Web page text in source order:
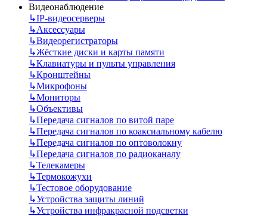
Видеонаблюдение
↳IP-видеосерверы
↳Аксессуары
↳Видеорегистраторы
↳Жёсткие диски и карты памяти
↳Клавиатуры и пульты управления
↳Кронштейны
↳Микрофоны
↳Мониторы
↳Объективы
↳Передача сигналов по витой паре
↳Передача сигналов по коаксиальному кабелю
↳Передача сигналов по оптоволокну
↳Передача сигналов по радиоканалу
↳Телекамеры
↳Термокожухи
↳Тестовое оборудование
↳Устройства защиты линий
↳Устройства инфракрасной подсветки